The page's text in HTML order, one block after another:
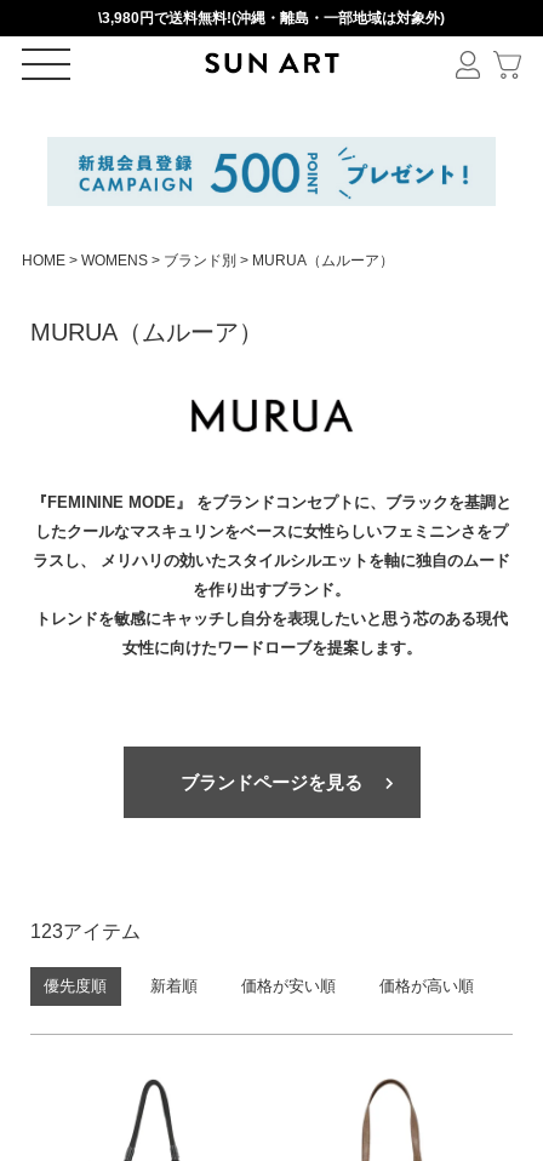
\3,980円で送料無料!(沖縄・離島・一部地域は対象外)
ログイン
カートを見る
〜
円(税込)
ショルダーバッグ
ハンドバッグ
リュック
バッグその他
HOME WOMENS ブランド別 MURUA（ムルーア）
MURUA（ムルーア）
『FEMININE MODE』 をブランドコンセプトに、ブラックを基調と
したクールなマスキュリンをベースに女性らしいフェミニンさをプ
ラスし、 メリハリの効いたスタイルシルエットを軸に独自のムード
を作り出すブランド。
トレンドを敏感にキャッチし自分を表現したいと思う芯のある現代
女性に向けたワードローブを提案します。
ブランドページを見る
優先度順 新着順 価格が安い順 価格が高い順
123